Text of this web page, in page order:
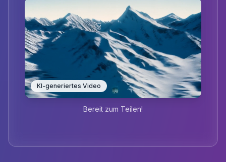
KI-generiertes Video
Bereit zum Teilen!